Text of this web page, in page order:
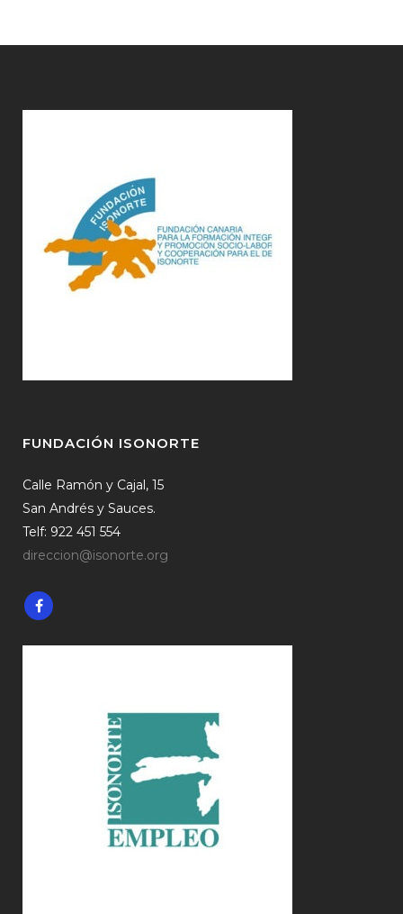
FUNDACIÓN ISONORTE
Calle Ramón y Cajal, 15
San Andrés y Sauces.
Telf: 922 451 554
direccion@isonorte.org